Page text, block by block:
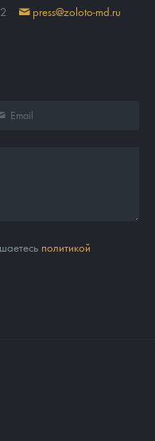
press@zoloto-md.ru
политикой